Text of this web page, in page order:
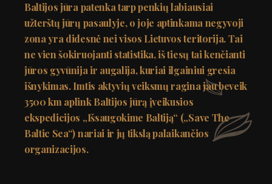
Baltijos jūra patenka tarp penkių labiausiai
užterštų jūrų pasaulyje, o joje aptinkama negyvoji
zona yra didesnė nei visos Lietuvos teritorija. Tai
ne vien šokiruojanti statistika, iš tiesų tai kenčianti
jūros gyvūnija ir augalija, kuriai ilgainiui gresia
išnykimas. Imtis aktyvių veiksmų ragina jau beveik
3500 km aplink Baltijos jūrą įveikusios
ekspedicijos „Išsaugokime Baltiją“ („Save The
Baltic Sea“) nariai ir jų tikslą palaikančios
organizacijos.